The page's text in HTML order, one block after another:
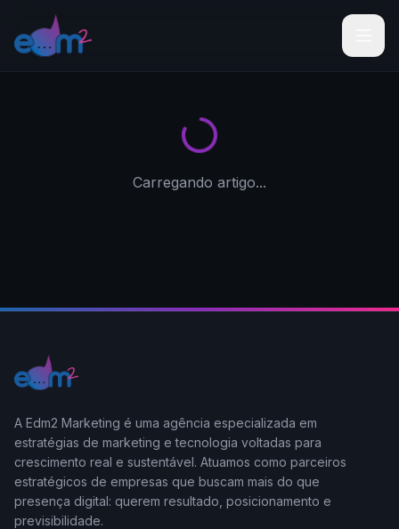
Carregando artigo...
A Edm2 Marketing é uma agência especializada em
estratégias de marketing e tecnologia voltadas para
crescimento real e sustentável. Atuamos como parceiros
estratégicos de empresas que buscam mais do que
presença digital: querem resultado, posicionamento e
previsibilidade.